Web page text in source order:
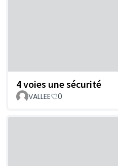
4 voies une sécurité
VALLEE 0